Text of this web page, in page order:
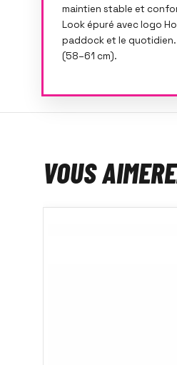
maintien stable et
Look épuré avec logo
paddock et le quotidien.
(58–61 cm).
VOUS